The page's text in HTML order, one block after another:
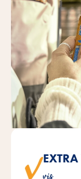
EXTRA
Fish Sticks